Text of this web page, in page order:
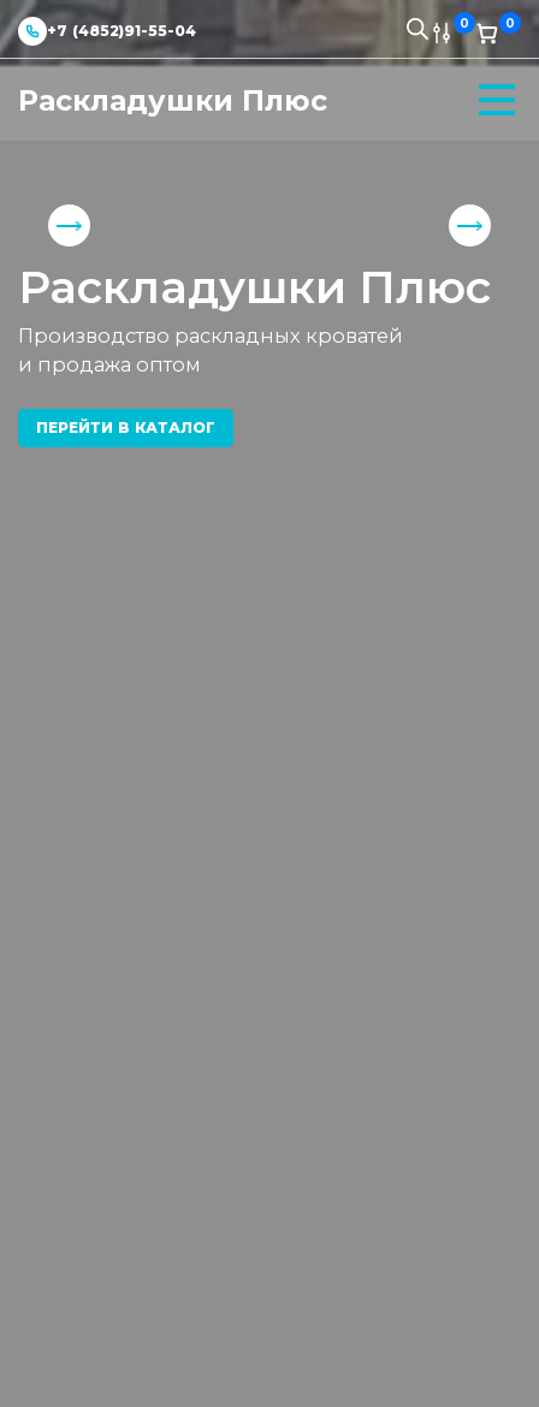
+7 (4852)91-55-04 0 0
Раскладушки Плюс
Раскладушки Плюс
Производство раскладных кроватей
и продажа оптом
ПЕРЕЙТИ В КАТАЛОГ